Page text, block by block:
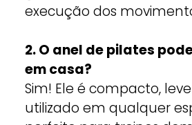
execução dos
2. O anel de pilates
em casa?
Sim! Ele é compacto,
utilizado em qualquer